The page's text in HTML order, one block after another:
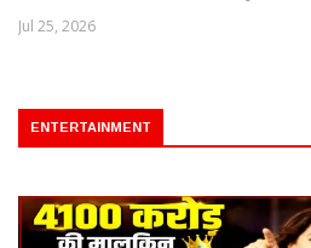
Jul 25, 2026
ENTERTAINMENT